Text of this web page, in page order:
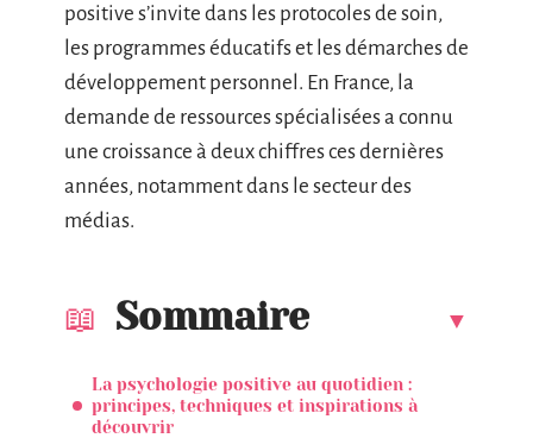
positive s’invite dans les protocoles de soin,
les programmes éducatifs et les démarches de
développement personnel. En France, la
demande de ressources spécialisées a connu
une croissance à deux chiffres ces dernières
années, notamment dans le secteur des
médias.
Sommaire
La psychologie positive au quotidien :
principes, techniques et inspirations à
découvrir